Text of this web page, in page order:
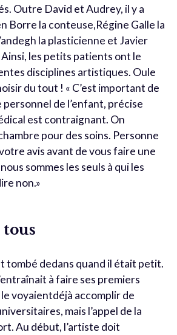
Outre David et Audrey, il y a
Borre la conteuse,Régine Galle la
la plasticienne et Javier
Ainsi, les petits patients ont le
disciplines artistiques. Oule
du tout ! « C’est important de
personnel de l’enfant, précise
est contraignant. On
pour des soins. Personne
avis avant de vous faire une
sommes les seuls à qui les
non.»
tombé dedans quand il était petit.
à faire ses premiers
voyaientdéjà accomplir de
mais l’appel de la
Au début, l’artiste doit